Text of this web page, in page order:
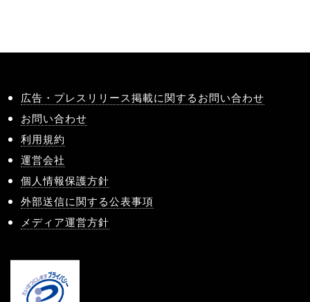
広告・プレスリリース掲載に関するお問い合わせ
お問い合わせ
利用規約
運営会社
個人情報保護方針
外部送信に関する公表事項
メディア運営方針